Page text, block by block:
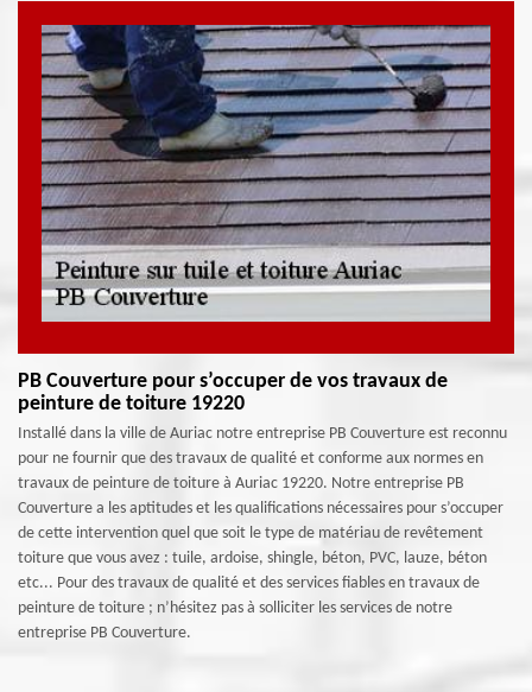
PB Couverture pour s’occuper de vos travaux de
peinture de toiture 19220
Installé dans la ville de Auriac notre entreprise PB Couverture est reconnu
pour ne fournir que des travaux de qualité et conforme aux normes en
travaux de peinture de toiture à Auriac 19220. Notre entreprise PB
Couverture a les aptitudes et les qualifications nécessaires pour s’occuper
de cette intervention quel que soit le type de matériau de revêtement
toiture que vous avez : tuile, ardoise, shingle, béton, PVC, lauze, béton
etc... Pour des travaux de qualité et des services fiables en travaux de
peinture de toiture ; n’hésitez pas à solliciter les services de notre
entreprise PB Couverture.